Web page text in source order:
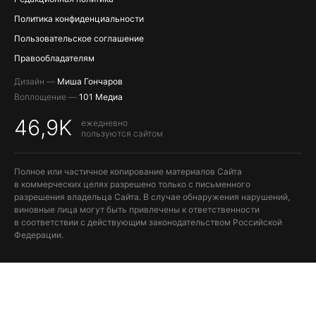
Политика конфиденциальности
Пользовательское соглашение
Правообладателям
Дизайн — Миша Гончаров
Воплощение — 101 Медиа
46,9K
ежедневно
пользуются сайтом
Полное или частичное копирование материалов Сайта
в коммерческих целях разрешено только с письменного
разрешения владельца Сайта. В случае обнаружения нарушений,
виновные лица могут быть привлечены к ответственности
в соответствии с действующим законодательством Российской
Федерации.